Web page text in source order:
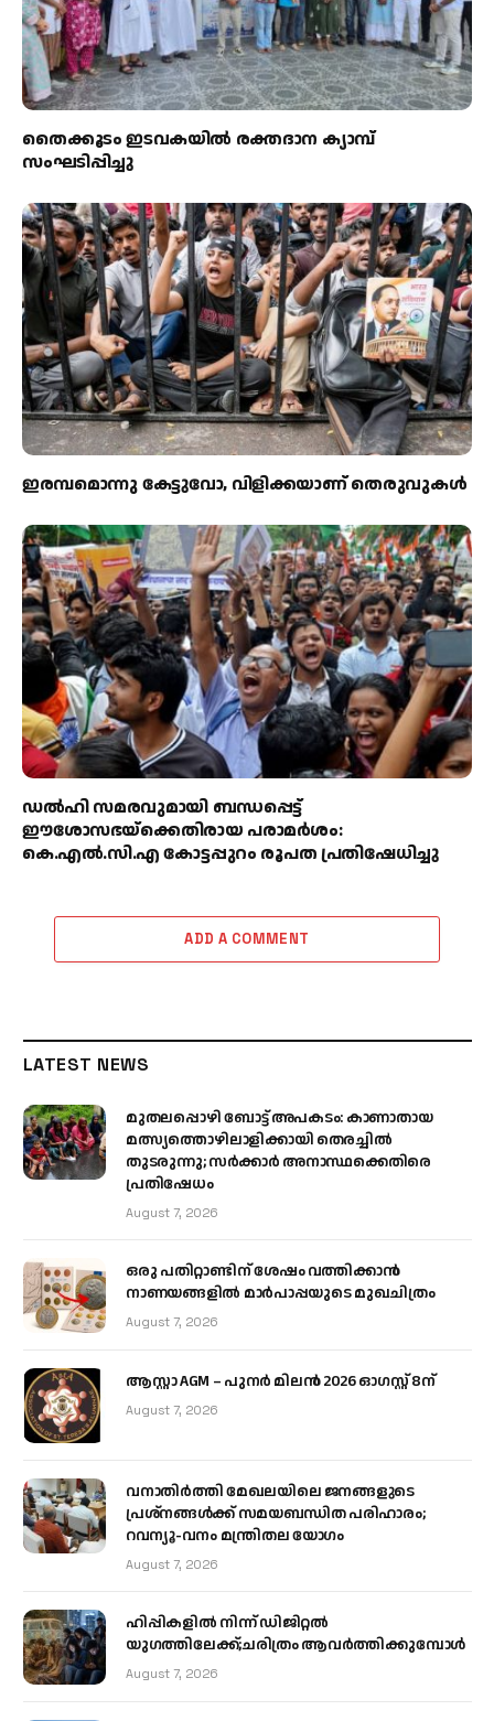
തൈക്കൂടം ഇടവകയിൽ രക്തദാന ക്യാമ്പ്
സംഘടിപ്പിച്ചു
ഇരമ്പമൊന്നു കേട്ടുവോ, വിളിക്കയാണ് തെരുവുകള്‍
ഡൽഹി സമരവുമായി ബന്ധപ്പെട്ട്
ഈശോസഭയ്‌ക്കെതിരായ പരാമർശം:
കെ.എൽ.സി.എ കോട്ടപ്പുറം രൂപത പ്രതിഷേധിച്ചു
ADD A COMMENT
LATEST NEWS
മുതലപ്പൊഴി ബോട്ട് അപകടം: കാണാതായ
മത്സ്യത്തൊഴിലാളിക്കായി തെരച്ചിൽ
തുടരുന്നു; സർക്കാർ അനാസ്ഥക്കെതിരെ
പ്രതിഷേധം
August 7, 2026
ഒരു പതിറ്റാണ്ടിന് ശേഷം വത്തിക്കാൻ
നാണയങ്ങളിൽ മാർപാപ്പയുടെ മുഖചിത്രം
August 7, 2026
ആസ്റ്റാ AGM – പുനർ മിലൻ 2026 ഓഗസ്റ്റ് 8ന്
August 7, 2026
വനാതിർത്തി മേഖലയിലെ ജനങ്ങളുടെ
പ്രശ്നങ്ങൾക്ക് സമയബന്ധിത പരിഹാരം;
റവന്യൂ-വനം മന്ത്രിതല യോഗം
August 7, 2026
ഹിപ്പികളില്‍ നിന്ന് ഡിജിറ്റല്‍
യുഗത്തിലേക്ക്;ചരിത്രം ആവര്‍ത്തിക്കുമ്പോള്‍
August 7, 2026